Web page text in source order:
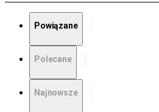
Powiązane
Polecane
Najnowsze